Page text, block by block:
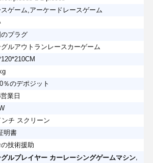
スゲーム,アーケードレースゲーム
プラグ
グルアウトランレースカーゲーム
％のデポジット
業日
ンチ スクリーン
明書
技術援助
グルプレイヤー カーレーシングゲームマシン